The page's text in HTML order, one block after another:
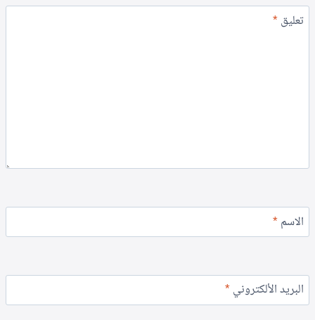
تعليق*
الاسم*
البريد الألكتروني*